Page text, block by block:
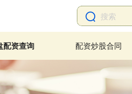
配资查询 配资炒股合同